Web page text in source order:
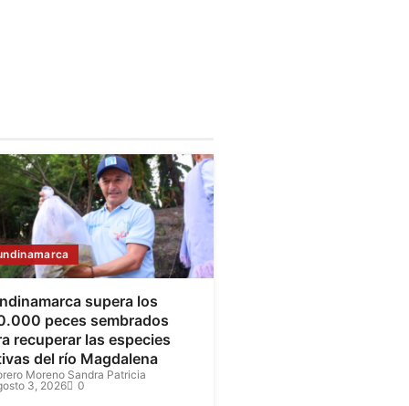
supera los
peces sembrados
recuperar las especies
del río Magdalena
Moreno Sandra Patricia
3, 2026
0